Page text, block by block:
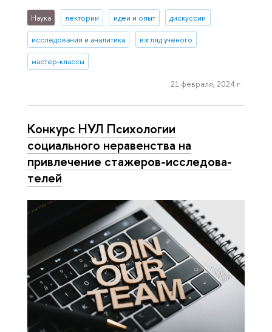
Наука лектории идеи и опыт дискуссии
исследования и аналитика взгляд ученого
мастер-классы
21 февраля, 2024 г.
Конкурс НУЛ Психологии
социального неравенства на
привлечение стажеров-ис­сле­до­ва­
те­лей